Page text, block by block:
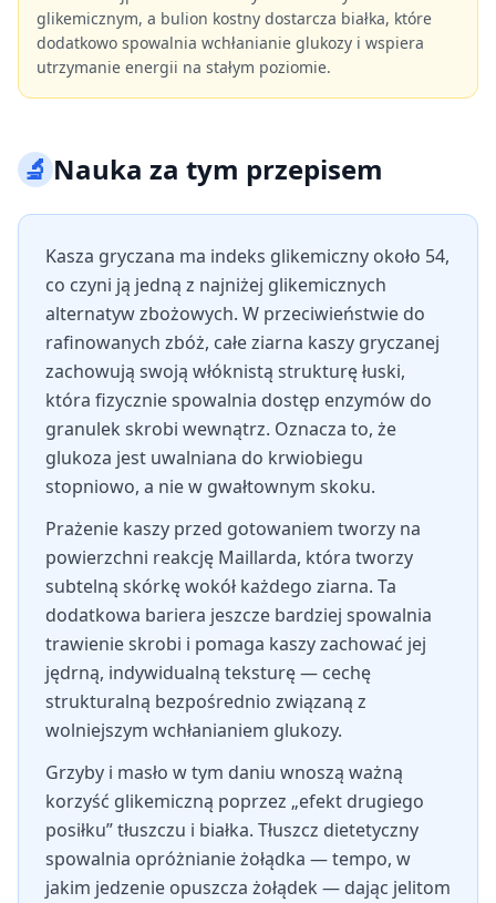
glikemicznym, a bulion kostny dostarcza białka, które
dodatkowo spowalnia wchłanianie glukozy i wspiera
utrzymanie energii na stałym poziomie.
🔬Nauka za tym przepisem
Kasza gryczana ma indeks glikemiczny około 54,
co czyni ją jedną z najniżej glikemicznych
alternatyw zbożowych. W przeciwieństwie do
rafinowanych zbóż, całe ziarna kaszy gryczanej
zachowują swoją włóknistą strukturę łuski,
która fizycznie spowalnia dostęp enzymów do
granulek skrobi wewnątrz. Oznacza to, że
glukoza jest uwalniana do krwiobiegu
stopniowo, a nie w gwałtownym skoku.
Prażenie kaszy przed gotowaniem tworzy na
powierzchni reakcję Maillarda, która tworzy
subtelną skórkę wokół każdego ziarna. Ta
dodatkowa bariera jeszcze bardziej spowalnia
trawienie skrobi i pomaga kaszy zachować jej
jędrną, indywidualną teksturę — cechę
strukturalną bezpośrednio związaną z
wolniejszym wchłanianiem glukozy.
Grzyby i masło w tym daniu wnoszą ważną
korzyść glikemiczną poprzez „efekt drugiego
posiłku” tłuszczu i białka. Tłuszcz dietetyczny
spowalnia opróżnianie żołądka — tempo, w
jakim jedzenie opuszcza żołądek — dając jelitom